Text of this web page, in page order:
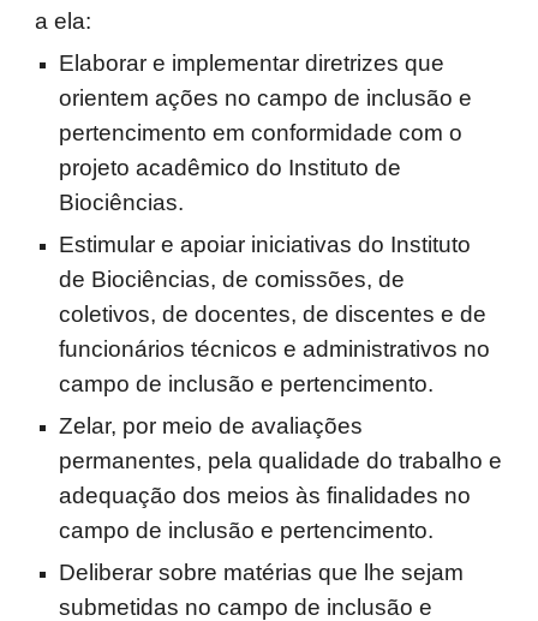
a ela:
Elaborar e implementar diretrizes que
orientem ações no campo de inclusão e
pertencimento em conformidade com o
projeto acadêmico do Instituto de
Biociências.
Estimular e apoiar iniciativas do Instituto
de Biociências, de comissões, de
coletivos, de docentes, de discentes e de
funcionários técnicos e administrativos no
campo de inclusão e pertencimento.
Zelar, por meio de avaliações
permanentes, pela qualidade do trabalho e
adequação dos meios às finalidades no
campo de inclusão e pertencimento.
Deliberar sobre matérias que lhe sejam
submetidas no campo de inclusão e